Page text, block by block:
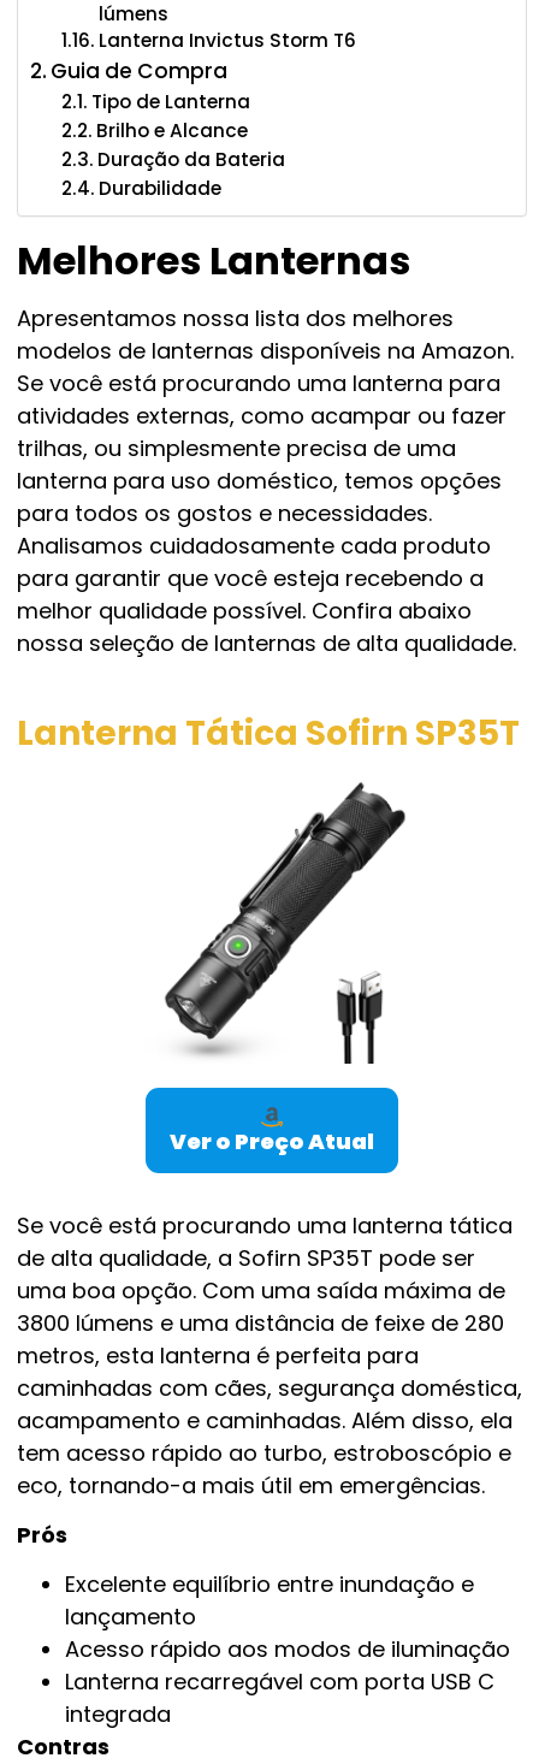
lúmens
Lanterna Invictus Storm T6
Guia de Compra
Tipo de Lanterna
Brilho e Alcance
Duração da Bateria
Durabilidade
Melhores Lanternas
Apresentamos nossa lista dos melhores
modelos de lanternas disponíveis na Amazon.
Se você está procurando uma lanterna para
atividades externas, como acampar ou fazer
trilhas, ou simplesmente precisa de uma
lanterna para uso doméstico, temos opções
para todos os gostos e necessidades.
Analisamos cuidadosamente cada produto
para garantir que você esteja recebendo a
melhor qualidade possível. Confira abaixo
nossa seleção de lanternas de alta qualidade.
Lanterna Tática Sofirn SP35T
Ver o Preço Atual
Se você está procurando uma lanterna tática
de alta qualidade, a Sofirn SP35T pode ser
uma boa opção. Com uma saída máxima de
3800 lúmens e uma distância de feixe de 280
metros, esta lanterna é perfeita para
caminhadas com cães, segurança doméstica,
acampamento e caminhadas. Além disso, ela
tem acesso rápido ao turbo, estroboscópio e
eco, tornando-a mais útil em emergências.
Prós
Excelente equilíbrio entre inundação e
lançamento
Acesso rápido aos modos de iluminação
Lanterna recarregável com porta USB C
integrada
Contras